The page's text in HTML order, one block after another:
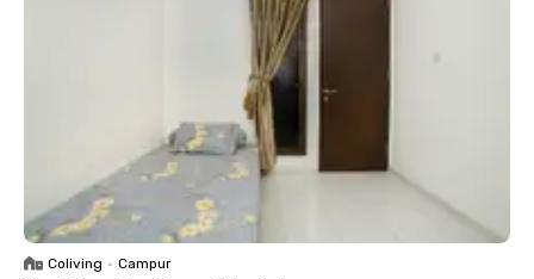
Coliving • Campur